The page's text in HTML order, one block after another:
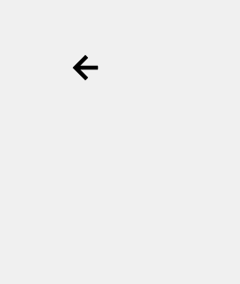
Ga terug